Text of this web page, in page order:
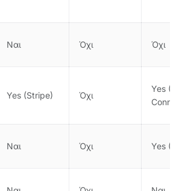
Ναι Όχι Όχι
Yes (Stripe) Όχι
Yes
Ναι Όχι Yes